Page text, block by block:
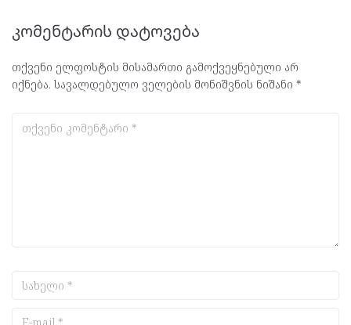
კომენტარის დატოვება
თქვენი ელფოსტის მისამართი გამოქვეყნებული არ
იქნება. სავალდებულო ველების მონიშვნის ნიშანი *